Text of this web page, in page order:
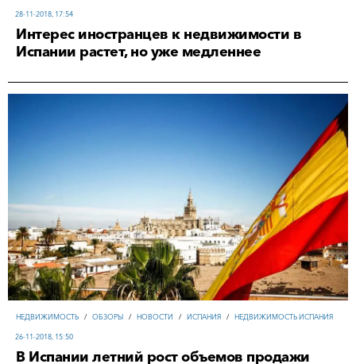
28-11-2018, 17:54
Интерес иностранцев к недвижимости в
Испании растет, но уже медленнее
НЕДВИЖИМОСТЬ / ОБЗОРЫ / НОВОСТИ / ИСПАНИЯ / НЕДВИЖИМОСТЬ ИСПАНИЯ
26-11-2018, 15:50
В Испании летний рост объемов продажи